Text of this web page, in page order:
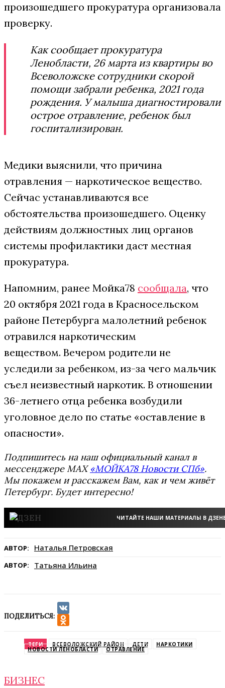
произошедшего прокуратура организовала
проверку.
Как сообщает прокуратура
Ленобласти, 26 марта из квартиры во
Всеволожске сотрудники скорой
помощи забрали ребенка, 2021 года
рождения. У малыша диагностировали
острое отравление, ребенок был
госпитализирован.
Медики выяснили, что причина
отравления — наркотическое вещество.
Сейчас устанавливаются все
обстоятельства произошедшего. Оценку
действиям должностных лиц органов
системы профилактики даст местная
прокуратура.
Напомним, ранее Мойка78 сообщала, что
20 октября 2021 года в Красносельском
районе Петербурга малолетний ребенок
отравился наркотическим
веществом. Вечером родители не
уследили за ребенком, из-за чего мальчик
съел неизвестный наркотик. В отношении
36-летнего отца ребенка возбудили
уголовное дело по статье «оставление в
опасности».
Подпишитесь на наш официальный канал в
мессенджере MAX«МОЙКА78 Новости СПб».
Мы покажем и расскажем Вам, как и чем живёт
Петербург. Будет интересно!
ЧИТАЙТЕ НАШИ МАТЕРИАЛЫ В
АВТОР: Наталья Петровская
АВТОР: Татьяна Ильина
ПОДЕЛИТЬСЯ:
VK
ТЕГИ ВСЕВОЛОЖСКИЙ РАЙОН ДЕТИ НАРКОТИКИ
НОВОСТИ ЛЕНОБЛАСТИ ОТРАВЛЕНИЕ
БИЗНЕС